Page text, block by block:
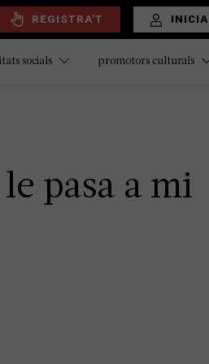
REGISTRA'T
socials promotors culturals
pasa a mi